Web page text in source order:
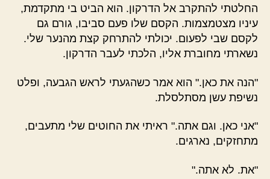
החלטתי להתקרב אל הדרקון. הוא הביט בי מתקדמת,
עיניו מצטמצמות. הקסם שלו פעם סביבו, גורם גם
לקסם שבי לפעום. יכולתי להתרחק קצת מהנער שלי.
נשארתי מחוברת אליו, הלכתי לעבר הדרקון.
"הנה את כאן." הוא אמר כשהגעתי לראש הגבעה, ופלט
נשיפת עשן מסתלסלת.
"אני כאן. וגם אתה." ראיתי את החוטים שלי מתעבים,
מתחזקים, נארגים.
"את. לא אתה."